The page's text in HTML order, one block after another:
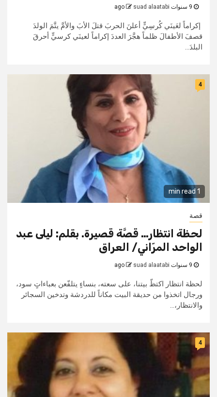
suad alaatabi
إكراماً لعَينَي كُرسِيٍّ أعلنَ الحربَ قتلَ الأبَ والأمَّ يتَّمَ الولدَ
قصفَ الأطفالَ ظلماً هجَّرَ العددَ إكراماً لعينَي كرسيٍّ أحرقَ
البلدَ...
1 min read
4
قصة
لحظة انتظار… قصَّة قصيرة. بقلم: ليلى عبد
الواحد المرّاني/ العراق
suad alaatabi
لحظة انتظار اكتظّ بيتنا، على سعته، بنساءٍ يتلفّعن بعباءاتٍ سود،
ورجال اتخذوا من حديقة البيت مكاناً للدردشة وتدخين السجائر
والانتظار،...
4